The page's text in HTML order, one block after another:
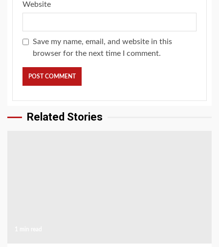
Website
Save my name, email, and website in this
browser for the next time I comment.
Related Stories